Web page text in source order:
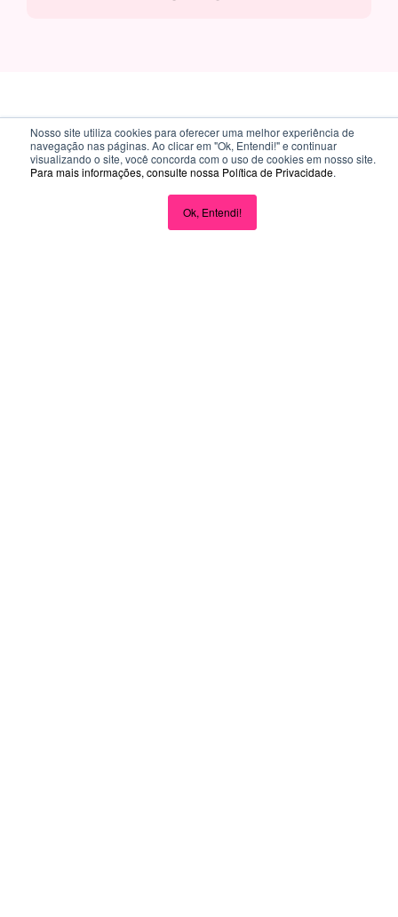
Nosso site utiliza cookies para oferecer uma melhor experiência de
navegação nas páginas. Ao clicar em "Ok, Entendi!" e continuar
visualizando o site, você concorda com o uso de cookies em nosso site.
Para mais informações, consulte nossa Política de Privacidade.
Ok, Entendi!
Clique aqui e fale com um vendedor
CASES DE SUCESSO
Junte-se às
empresas que
preferem a Flash